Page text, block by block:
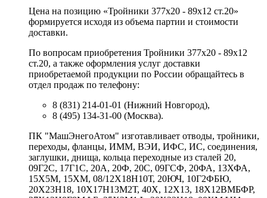
Цена на позицию «Тройники 377х20 - 89х12 ст.20»
формируется исходя из объема партии и стоимости
доставки.
По вопросам приобретения Тройники 377х20 - 89х12
ст.20, а также оформления услуг доставки
приобретаемой продукции по России обращайтесь в
отдел продаж по телефону:
8 (831) 214-01-01 (Нижний Новгород),
8 (495) 134-31-00 (Москва).
ПК "МашЭнегоАтом" изготавливает отводы, тройники,
переходы, фланцы, ИММ, ВЭИ, ИФС, ИС, соединения,
заглушки, днища, кольца переходные из сталей 20,
09Г2С, 17Г1С, 20А, 20Ф, 20С, 09ГСФ, 20ФА, 13ХФА,
15Х5М, 15ХМ, 08/12Х18Н10Т, 20ЮЧ, 10Г2ФБЮ,
20Х23Н18, 10Х17Н13М2Т, 40Х, 12Х13, 18Х12ВМБФР,